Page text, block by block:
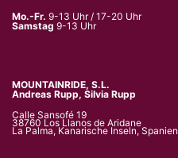
Mo.-Fr. 9-13 Uhr / 17-20 Uhr
Samstag 9-13 Uhr
MOUNTAINRIDE, S.L.
Andreas Rupp, Silvia Rupp
Calle Sansofé 19
38760 Los Llanos de Aridane
La Palma, Kanarische Inseln, Spanien